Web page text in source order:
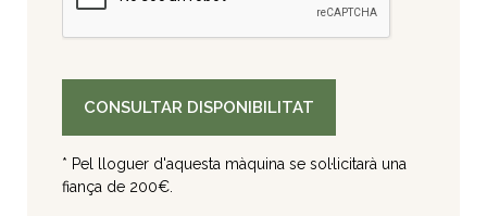
* Pel lloguer d'aquesta màquina se sol·licitarà una
fiança de 200€.